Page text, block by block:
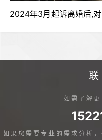
联
如需了解
如果您需要专业的需求分析